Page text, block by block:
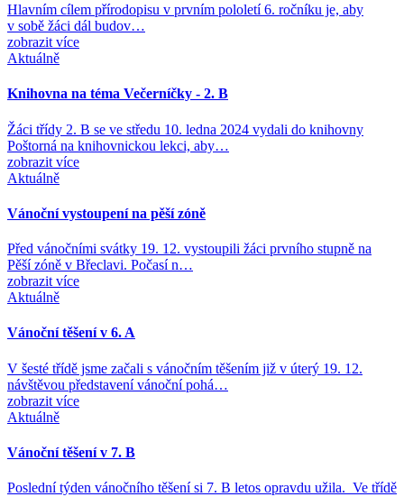
Hlavním cílem přírodopisu v prvním pololetí 6. ročníku je, aby
v sobě žáci dál budov…
zobrazit více
Aktuálně
Knihovna na téma Večerníčky - 2. B
Žáci třídy 2. B se ve středu 10. ledna 2024 vydali do knihovny
Poštorná na knihovnickou lekci, aby…
zobrazit více
Aktuálně
Vánoční vystoupení na pěší zóně
Před vánočními svátky 19. 12. vystoupili žáci prvního stupně na
Pěší zóně v Břeclavi. Počasí n…
zobrazit více
Aktuálně
Vánoční těšení v 6. A
V šesté třídě jsme začali s vánočním těšením již v úterý 19. 12.
návštěvou představení vánoční pohá…
zobrazit více
Aktuálně
Vánoční těšení v 7. B
Poslední týden vánočního těšení si 7. B letos opravdu užila. Ve třídě